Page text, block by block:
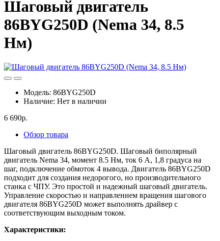
Шаговый двигатель
86BYG250D (Nema 34, 8.5
Нм)
Модель: 86BYG250D
Наличие: Нет в наличии
6 690р.
Обзор товара
Шаговый двигатель 86BYG250D. Шаговый биполярный
двигатель Nema 34, момент 8.5 Нм, ток 6 A, 1,8 градуса на
шаг, подключение обмоток 4 вывода. Двигатель 86BYG250D
подходит для создания недорогого, но производительного
станка с ЧПУ. Это простой и надежный шаговый двигатель.
Управление скоростью и направлением вращения шагового
двигателя 86BYG250D может выполнять драйвер с
соответствующим выходным током.
Характеристики: